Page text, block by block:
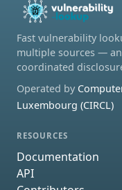
Fast vulnerability
multiple sources —
coordinated
Operated by
Luxembourg (CIRCL)
RESOURCES
Documentation
API